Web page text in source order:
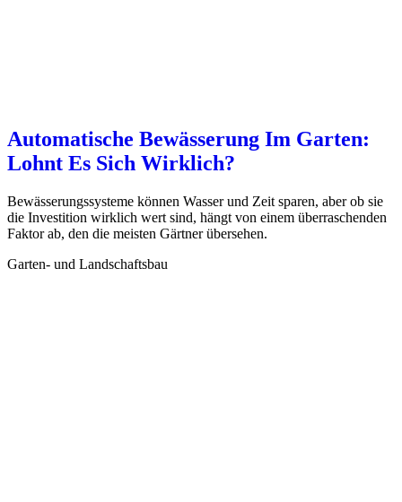
Automatische Bewässerung Im Garten:
Lohnt Es Sich Wirklich?
Bewässerungssysteme können Wasser und Zeit sparen, aber ob sie
die Investition wirklich wert sind, hängt von einem überraschenden
Faktor ab, den die meisten Gärtner übersehen.
Garten- und Landschaftsbau